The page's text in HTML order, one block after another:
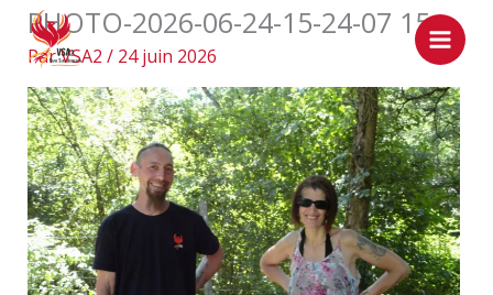
contenu
PHOTO-2026-06-24-15-24-07 15
ParVSA2 / 24 juin 2026